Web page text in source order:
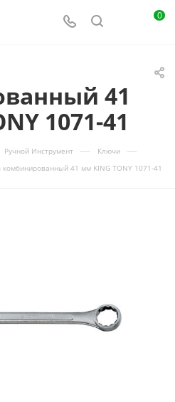
0
41
1071-41
Ручной Инструмент — Ключи —
комбинированный 41 мм KING TONY 1071-41